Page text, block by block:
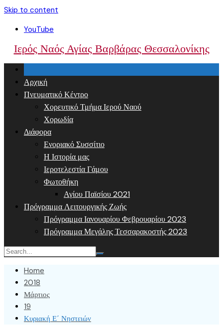
Skip to content
YouTube
Ιερός Ναός Αγίας Βαρβάρας Θεσσαλονίκης
Αρχική
Πνευματικό Κέντρο
Χορευτικό Τμήμα Ιερού Ναού
Χορωδία
Διάφορα
Ενοριακό Συσσίτιο
Η Ιστορία μας
Ιεροτελεστία Γάμου
Φωτοθήκη
Αγίου Παϊσίου 2021
Πρόγραμμα Λειτουργικής Ζωής
Πρόγραμμα Ιανουαρίου Φεβρουαρίου 2023
Πρόγραμμα Μεγάλης Τεσσαρακοστής 2023
Home
2018
Μάρτιος
19
Κυριακή Ε΄ Νηστειών